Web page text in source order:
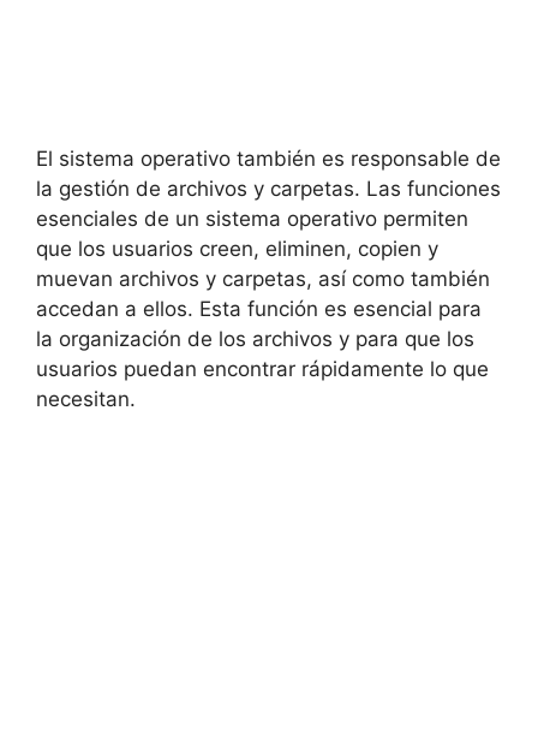
El sistema operativo también es responsable de
la gestión de archivos y carpetas. Las funciones
esenciales de un sistema operativo permiten
que los usuarios creen, eliminen, copien y
muevan archivos y carpetas, así como también
accedan a ellos. Esta función es esencial para
la organización de los archivos y para que los
usuarios puedan encontrar rápidamente lo que
necesitan.